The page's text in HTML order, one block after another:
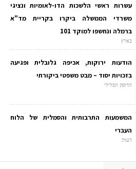
עשרות ראשי הלשכות הדו-לאומיות ונציגי
משרדי הממשלה ביקרו בקריית מד"א
ברמלה ונחשפו למוקד 101
בארץ
הודעות ירוקות, אכיפה גלובלית ופגיעה
בזכויות יסוד – מבט משפטי ביקורתי
הדופק הפלילי
המשמעות התרבותית והסמלית של הלוח
העברי
דעות